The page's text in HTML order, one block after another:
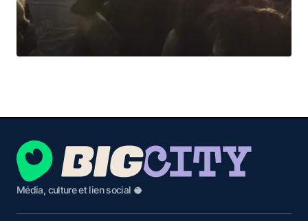
Média, culture et lien social 🥥